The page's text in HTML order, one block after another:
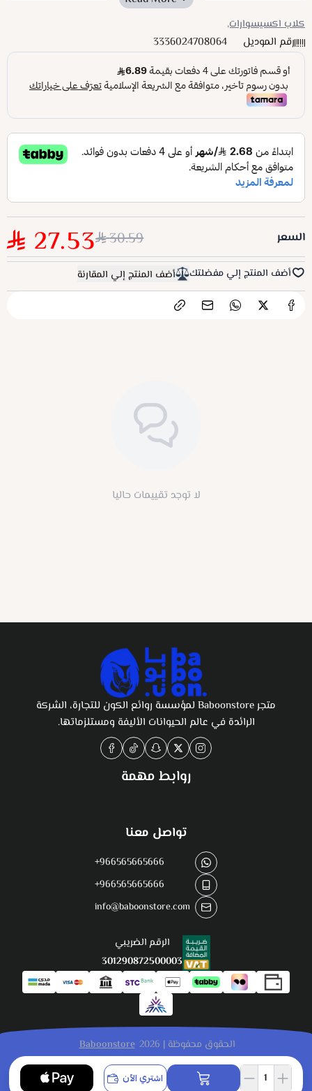
بتنظيف الطبقة السفلية للطبقة بالفرشاة بفضل دبابيسها المرنة
والمنحنية. يسهل الحفاظ على الفرشاة واستخدامها بفضل
دبابيسها القابلة للسحب. الدبابيس من الفولاذ المقاوم للصدأ. يوفر
المقبض المريح غير القابل للانزلاق بلمسة ناعمة مزيدًا من الراحة
وقبضة مثالية. إنه مثالي لفك تشابك الشعر وإزالة الشعر الميت
5.2 سم × الطول 18.5 سم. سمك الفرشاة 5 سم. بلاستيك ABS
متين وقوي ، ناعم الملمس ، قبضة جيدة بفضل نقطة مقاومة
الانزلاق.
كلاب اكسيسوارات,
رقم الموديل 3336024708064
السعر 30.59
27.53
اشتري الآن
أضف المنتج إلي مفضلتك أضف المنتج إلي المقارنة
لا توجد تقييمات حاليا
متجر Baboonstore لمؤسسة روائع الكون للتجارة، الشركة
الرائدة في عالم الحيوانات الأليفة ومستلزماتها.
روابط مهمة
تواصل معنا
+966565665666
+966565665666
info@baboonstore.com
الرقم الضريبي
301290872500003
الحقوق محفوظة | 2026 Baboonstore